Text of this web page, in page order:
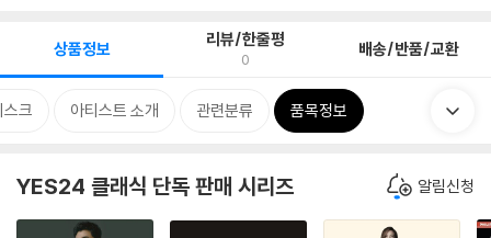
상품정보 리뷰/한줄평
0 배송/반품/교환
스크 아티스트 소개 관련분류 품목정보
YES24 클래식 단독 판매 시리즈 알림신청